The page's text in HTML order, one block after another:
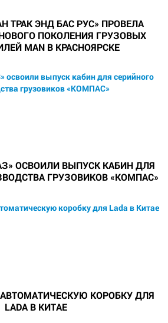
ТРАК ЭНД БАС РУС» ПРОВЕЛА
ПОКОЛЕНИЯ ГРУЗОВЫХ
MAN В КРАСНОЯРСКЕ
ОСВОИЛИ ВЫПУСК КАБИН ДЛЯ
ГРУЗОВИКОВ «КОМПАС»
КОРОБКУ ДЛЯ
LADA В КИТАЕ